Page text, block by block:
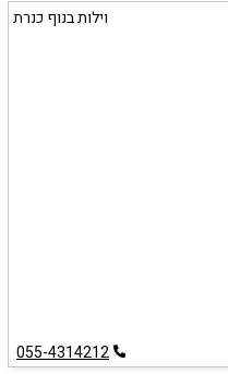
וילות בנוף כנרת
055-4314212